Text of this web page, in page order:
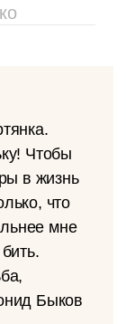
Чтобы
в жизнь
что
мне
Быков